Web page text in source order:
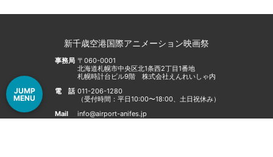
新千歳空港国際アニメーション映画祭
事務局 〒060-0001
北海道札幌市中央区北1条西2丁目1番地
札幌時計台ビル9階 株式会社えんれいしゃ内
電話 011-206-1280
（受付時間：平日10:00〜18:00、土日祝休み）
Mail
info@airport-anifes.jp
JUMP
MENU